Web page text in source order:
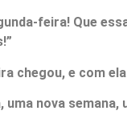
feira! Que
chegou, e com
uma nova